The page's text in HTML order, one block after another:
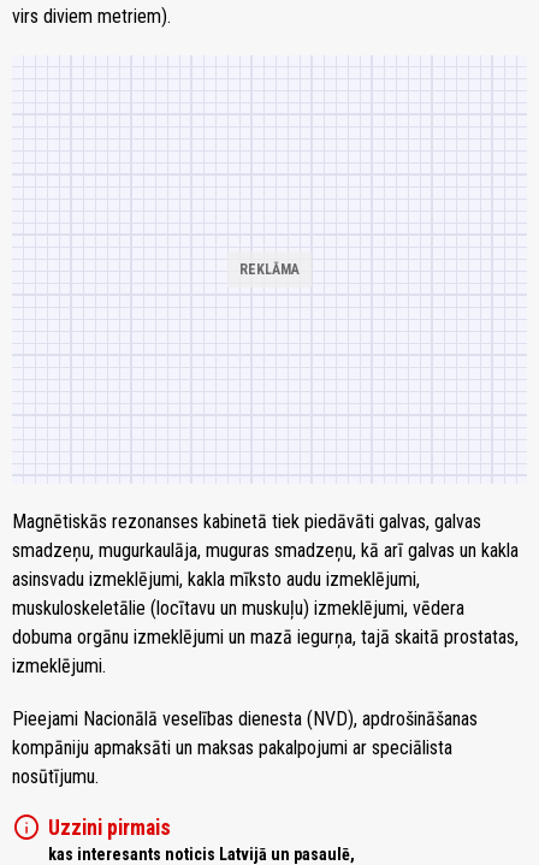
virs diviem metriem).
Magnētiskās rezonanses kabinetā tiek piedāvāti galvas, galvas
smadzeņu, mugurkaulāja, muguras smadzeņu, kā arī galvas un kakla
asinsvadu izmeklējumi, kakla mīksto audu izmeklējumi,
muskuloskeletālie (locītavu un muskuļu) izmeklējumi, vēdera
dobuma orgānu izmeklējumi un mazā iegurņa, tajā skaitā prostatas,
izmeklējumi.
Pieejami Nacionālā veselības dienesta (NVD), apdrošināšanas
kompāniju apmaksāti un maksas pakalpojumi ar speciālista
nosūtījumu.
info Uzzini pirmais
kas interesants noticis Latvijā un pasaulē,